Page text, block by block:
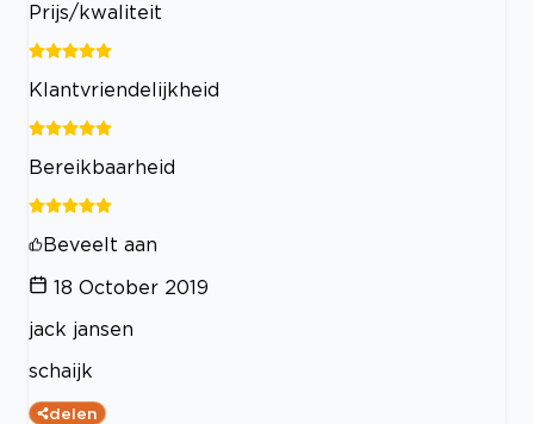
Prijs/kwaliteit
Klantvriendelijkheid
Bereikbaarheid
Beveelt aan
18 October 2019
jack jansen
schaijk
delen